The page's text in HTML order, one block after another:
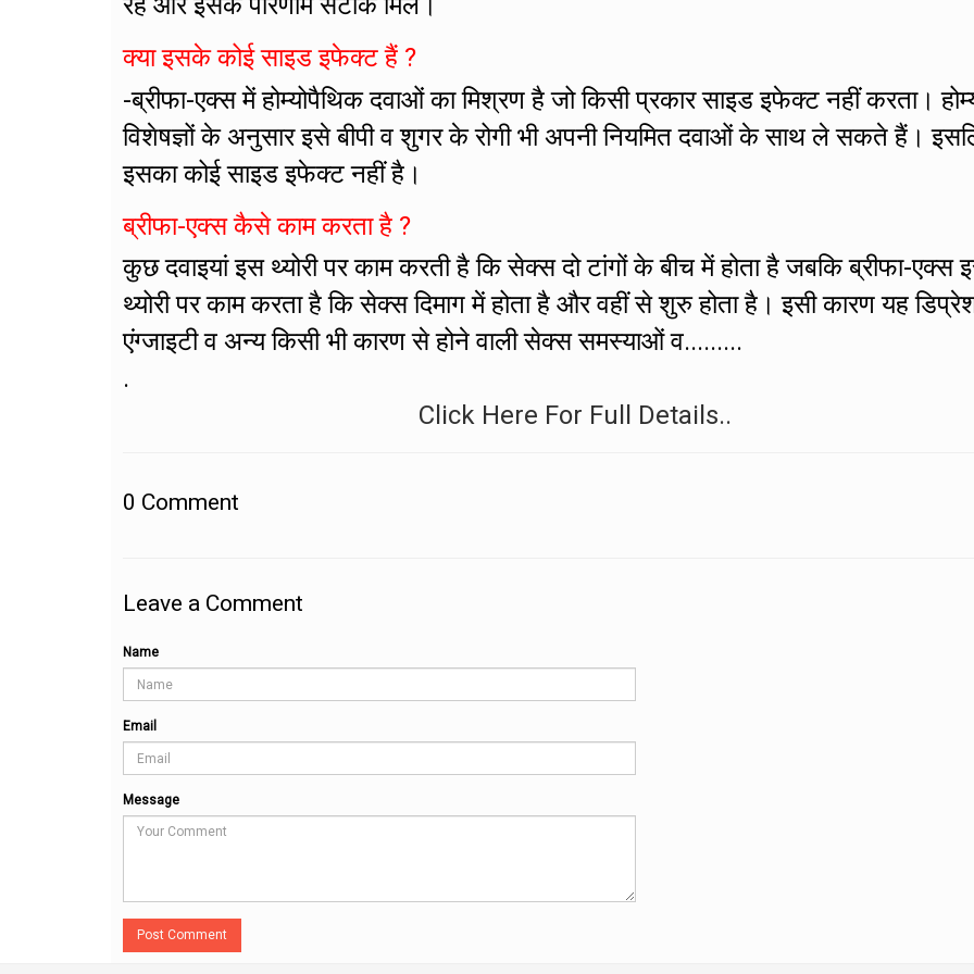
क्या इसके कोई साइड इफेक्ट हैं ?
-ब्रीफा-एक्स में होम्योपैथिक दवाओं का मिश्रण है जो किसी प्रकार साइड इफेक्ट नहीं करता।
विशेषज्ञों के अनुसार इसे बीपी व शुगर के रोगी भी अपनी नियमित दवाओं के साथ ले सकते हैं।
इसका कोई साइड इफेक्ट नहीं है।
ब्रीफा-एक्स कैसे काम करता है ?
कुछ दवाइयां इस थ्योरी पर काम करती है कि सेक्स दो टांगों के बीच में होता है जबकि ब्रीफा-एक्स
थ्योरी पर काम करता है कि सेक्स दिमाग में होता है और वहीं से शुरु होता है। इसी कारण यह
एंग्जाइटी व अन्य किसी भी कारण से होने वाली सेक्स समस्याओं व.........
.
Click Here For Full Details..
0 Comment
Leave a Comment
Name
Email
Message
Post Comment